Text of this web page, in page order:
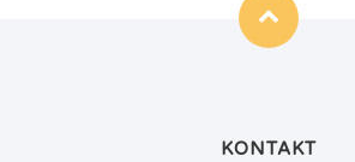
KONTAKT